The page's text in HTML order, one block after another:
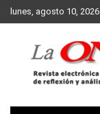
Skip
to
lunes, agosto 10, 2026